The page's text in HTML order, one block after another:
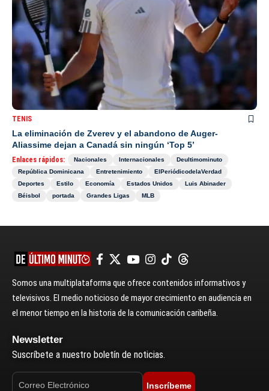
TENIS
La eliminación de Zverev y el abandono de Auger-
Aliassime dejan a Canadá sin ningún ‘Top 5’
Enlaces rápidos: Nacionales Internacionales
Deultimominuto
República Dominicana
Entretenimiento
ElPeriódicodelaVerdad
Deportes
Estilo Economía Estados Unidos
Luis Abinader
Béisbol
portada Grandes Ligas MLB
Somos una multiplataforma que ofrece contenidos informativos y
televisivos. El medio noticioso de mayor crecimiento en audiencia en
el menor tiempo en la historia de la comunicación caribeña.
Newsletter
Suscríbete a nuestro boletín de noticias.
Inscríbeme